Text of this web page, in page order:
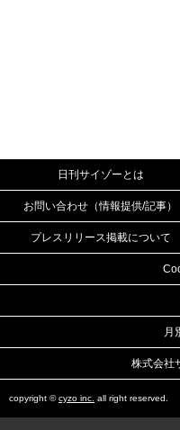
日刊サイゾーとは
お問い合わせ（情報提供/記事）
プレスリリース掲載について
月
株式会社
copyright ©cyzo inc. all right reserved.